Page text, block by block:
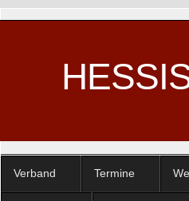
Verband Termine